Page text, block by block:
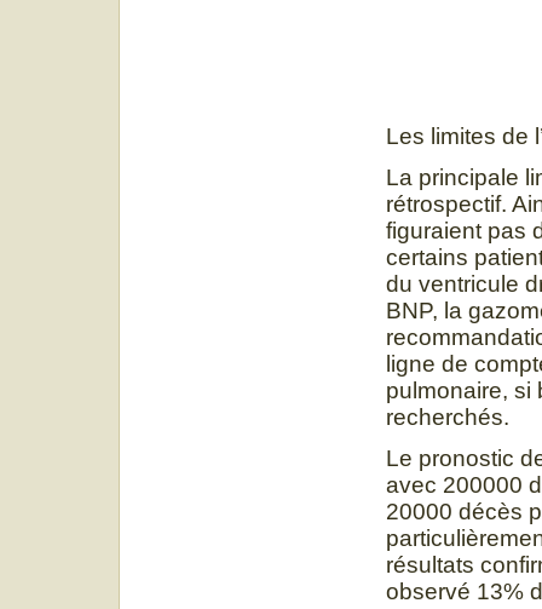
Les limites de
La principale
rétrospectif.
figuraient pas
certains
du ventricule
BNP, la
ligne de
pulmonaire, si
recherchés.
Le pronostic
avec 200000
20000 décès
résultats
observé 13%